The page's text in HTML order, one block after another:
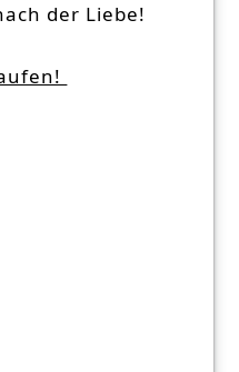
der Liebe!